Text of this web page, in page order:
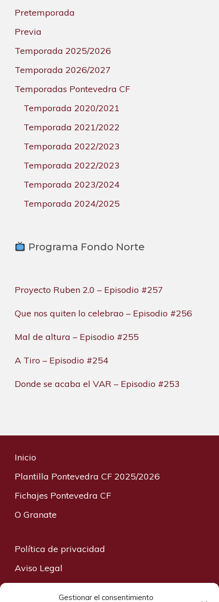
Gestionar el consentimiento
Pretemporada
Previa
Temporada 2025/2026
Temporada 2026/2027
Temporadas Pontevedra CF
Temporada 2020/2021
Temporada 2021/2022
Temporada 2022/2023
Temporada 2022/2023
Temporada 2023/2024
Temporada 2024/2025
Programa Fondo Norte
Proyecto Ruben 2.0 – Episodio #257
Que nos quiten lo celebrao – Episodio #256
Mal de altura – Episodio #255
A Tiro – Episodio #254
Donde se acaba el VAR – Episodio #253
Inicio
Plantilla Pontevedra CF 2025/2026
Fichajes Pontevedra CF
O Granate
Política de privacidad
Aviso Legal